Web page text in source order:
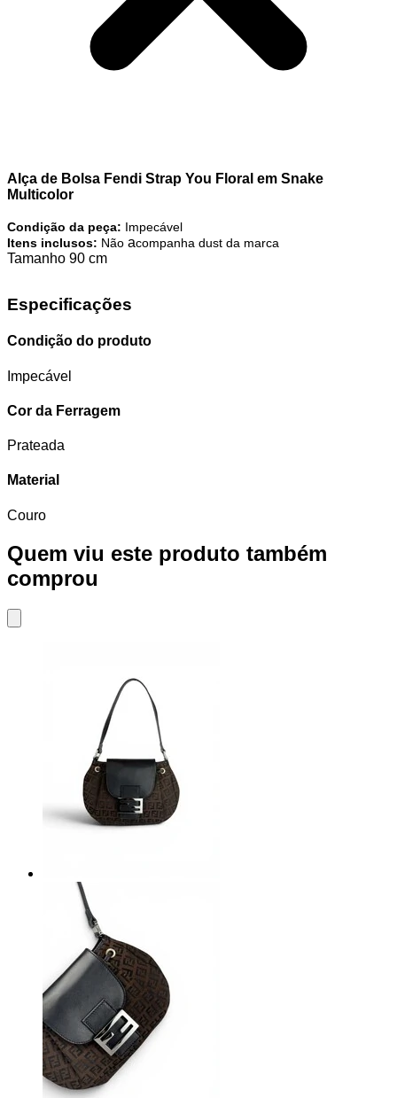
Alça de Bolsa Fendi Strap You Floral em Snake
Multicolor
Condição da peça: Impecável
Itens inclusos: Não acompanha dust da marca
Tamanho 90 cm
Especificações
Condição do produto
Impecável
Cor da Ferragem
Prateada
Material
Couro
Quem viu este produto também
comprou